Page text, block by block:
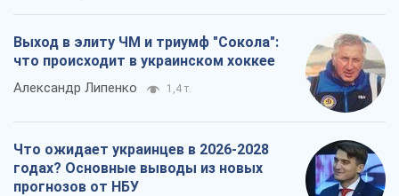
Выход в элиту ЧМ и триумф "Сокола":
что происходит в украинском хоккее
Александр Липенко 1,4 т.
Что ожидает украинцев в 2026-2028
годах? Основные выводы из новых
прогнозов от НБУ